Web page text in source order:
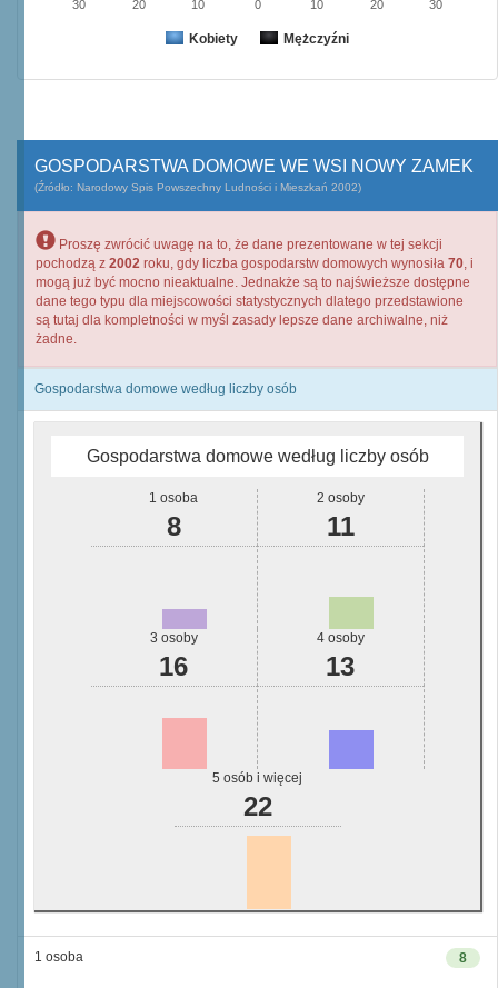
Kobiety Mężczyźni
30 20 10 0 10 20 30
GOSPODARSTWA DOMOWE WE WSI NOWY ZAMEK
(Źródło: Narodowy Spis Powszechny Ludności i Mieszkań 2002)
Proszę zwrócić uwagę na to, że dane prezentowane w tej sekcji
pochodzą z 2002 roku, gdy liczba gospodarstw domowych wynosiła 70, i
mogą już być mocno nieaktualne. Jednakże są to najświeższe dostępne
dane tego typu dla miejscowości statystycznych dlatego przedstawione
są tutaj dla kompletności w myśl zasady lepsze dane archiwalne, niż
żadne.
Gospodarstwa domowe według liczby osób
Gospodarstwa domowe według liczby osób
1 osoba
8
2 osoby
11
3 osoby
16
4 osoby
13
5 osób i więcej
22
8
1 osoba